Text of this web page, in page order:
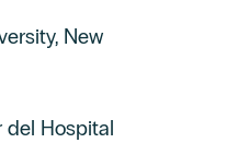
New
del Hospital